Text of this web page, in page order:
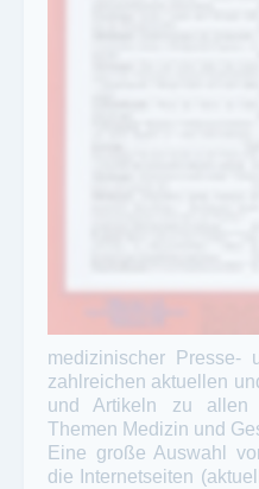
medizinischer Presse-
zahlreichen aktuellen
und Artikeln zu
Themen Medizin und
Eine große Auswahl
die Internetseiten